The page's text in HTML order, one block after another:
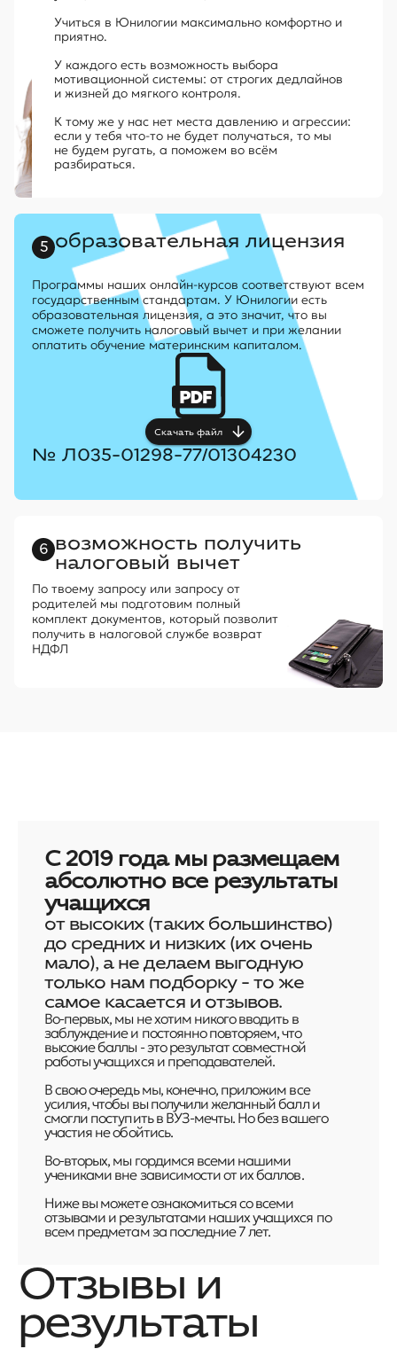
Учиться в Юнилогии максимально комфортно и
приятно.
У каждого есть возможность выбора
мотивационной системы: от строгих дедлайнов
и жизней до мягкого контроля.
К тому же у нас нет места давлению и агрессии:
если у тебя что-то не будет получаться, то мы
не будем ругать, а поможем во всём
разбираться.
5 образовательная лицензия
Программы наших онлайн-курсов соответствуют всем
государственным стандартам. У Юнилогии есть
образовательная лицензия, а это значит, что вы
сможете получить налоговый вычет и при желании
оплатить обучение материнским капиталом.
Скачать файл
№ Л035-01298-77/01304230
6 возможность получить
налоговый вычет
По твоему запросу или запросу от
родителей мы подготовим полный
комплект документов, который позволит
получить в налоговой службе возврат
НДФЛ
Отзывы и
результаты
С 2019 года мы размещаем
абсолютно все результаты
учащихся
от высоких (таких большинство)
до средних и низких (их очень
мало), а не делаем выгодную
только нам подборку - то же
самое касается и отзывов.
Во-первых, мы не хотим никого вводить в
заблуждение и постоянно повторяем, что
высокие баллы - это результат совместной
работы учащихся и преподавателей.
В свою очередь мы, конечно, приложим все
усилия, чтобы вы получили желанный балл и
смогли поступить в ВУЗ-мечты. Но без вашего
участия не обойтись.
Во-вторых, мы гордимся всеми нашими
учениками вне зависимости от их баллов.
Ниже вы можете ознакомиться со всеми
отзывами и результатами наших учащихся по
всем предметам за последние 7 лет.